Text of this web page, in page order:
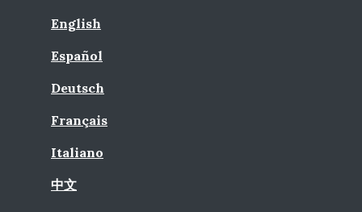
English
Español
Deutsch
Français
Italiano
中文